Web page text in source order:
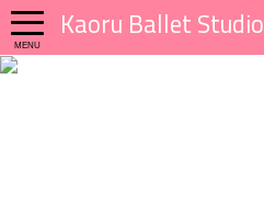
Kaoru Ballet Studio